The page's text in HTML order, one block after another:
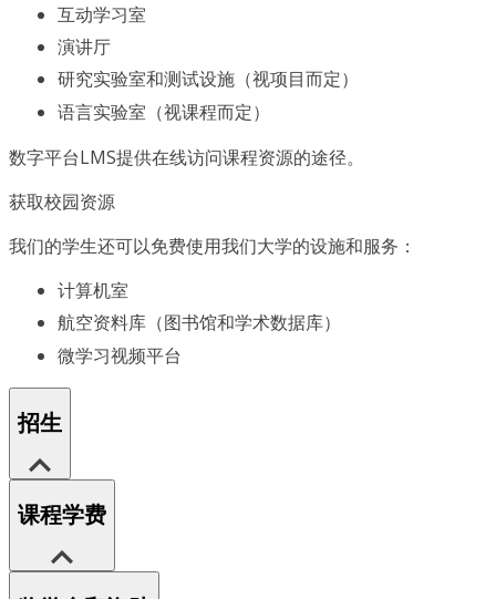
互动学习室
演讲厅
研究实验室和测试设施（视项目而定）
语言实验室（视课程而定）
数字平台LMS提供在线访问课程资源的途径。
获取校园资源
我们的学生还可以免费使用我们大学的设施和服务：
计算机室
航空资料库（图书馆和学术数据库）
微学习视频平台
招生
课程学费